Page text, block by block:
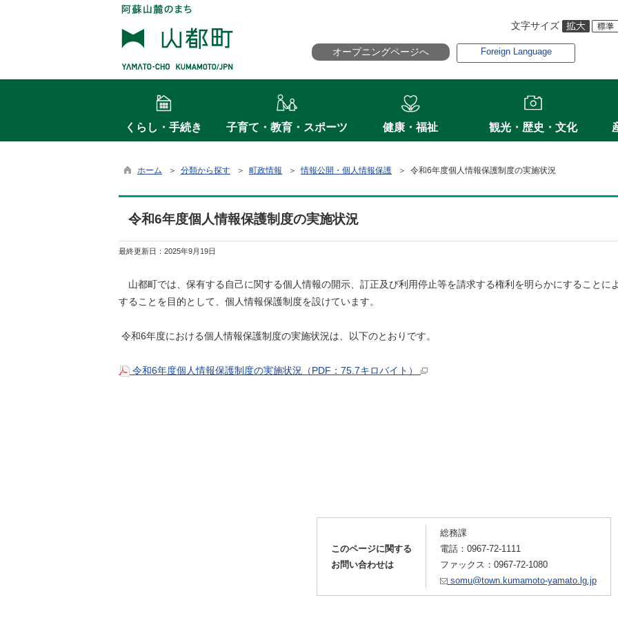
文字サイズ
オープニングページへ Foreign Language
くらし・手続き 子育て・教育・スポーツ 健康・福祉 観光・歴史・文化
ホーム ＞ 分類から探す ＞ 町政情報 ＞情報公開・個人情報保護 ＞ 令和6年度個人情報保護制度の実施状況
令和6年度個人情報保護制度の実施状況
最終更新日： 2025年9月19日
山都町では、保有する自己に関する個人情報の開示、訂正及び利用停止等を請求する権利を明らかにすることに
することを目的として、個人情報保護制度を設けています。
令和6年度における個人情報保護制度の実施状況は、以下のとおりです。
令和6年度個人情報保護制度の実施状況（PDF：75.7キロバイト）
このページに関する
お問い合わせは
総務課
電話： 0967-72-1111
ファックス：0967-72-1080
somu@town.kumamoto-yamato.lg.jp